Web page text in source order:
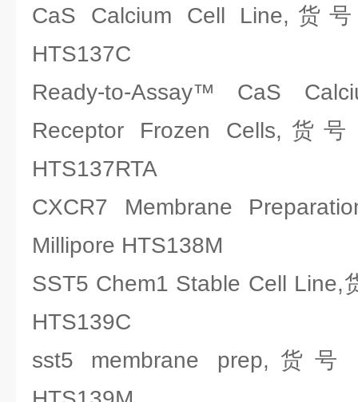
CaS Calcium Cell Line,货
HTS137C
Ready-to-Assay™ CaS
Receptor Frozen Cells,货
HTS137RTA
CXCR7 Membrane
Millipore HTS138M
SST5 Chem1 Stable Cell Line,
HTS139C
sst5 membrane prep,货